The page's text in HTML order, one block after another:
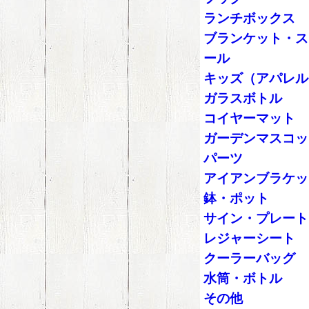
ランチボックス
ブランケット・
ール
キッズ（アパレル
ガラスボトル
コイヤーマット
ガーデンマスコ
パーツ
アイアンブラケ
鉢・ポット
サイン・プレート
レジャーシート
クーラーバッグ
水筒・ボトル
その他